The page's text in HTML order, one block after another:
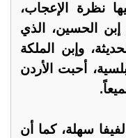
نظرة الإعجاب،
إبن الحسين، الذي
وإبن الملكة
أحبت الأردن
سهلة، كما أن